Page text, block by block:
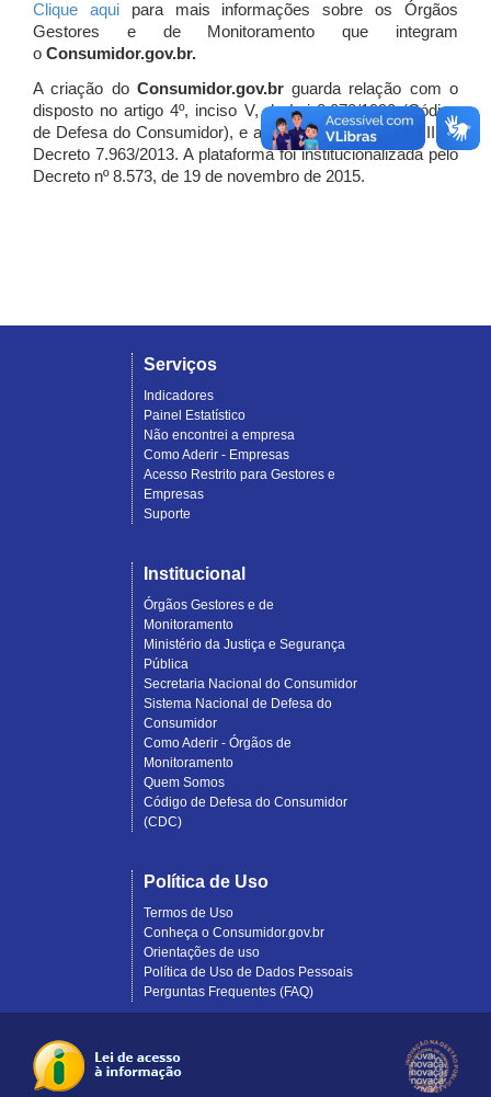
Clique aquipara mais informações sobre os Órgãos
Gestores e de Monitoramento que integram
o Consumidor.gov.br.
A criação do Consumidor.gov.brguarda relação com o
disposto no artigo 4º, inciso V, da Lei 8.078/1990 (Código
de Defesa do Consumidor), e artigo 7º, incisos I, II e III do
Decreto 7.963/2013. A plataforma foi institucionalizada pelo
Decreto nº 8.573, de 19 de novembro de 2015.
Serviços
Indicadores
Painel Estatístico
Não encontrei a empresa
Como Aderir - Empresas
Acesso Restrito para Gestores e
Empresas
Suporte
Institucional
Órgãos Gestores e de
Monitoramento
Ministério da Justiça e Segurança
Pública
Secretaria Nacional do Consumidor
Sistema Nacional de Defesa do
Consumidor
Como Aderir - Órgãos de
Monitoramento
Quem Somos
Código de Defesa do Consumidor
(CDC)
Política de Uso
Termos de Uso
Conheça o Consumidor.gov.br
Orientações de uso
Política de Uso de Dados Pessoais
Perguntas Frequentes (FAQ)